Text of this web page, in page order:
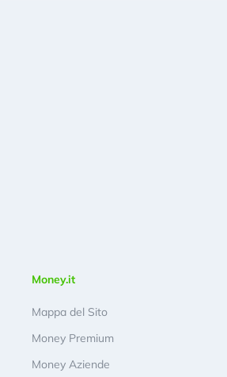
Money.it
Mappa del Sito
Money Premium
Money Aziende